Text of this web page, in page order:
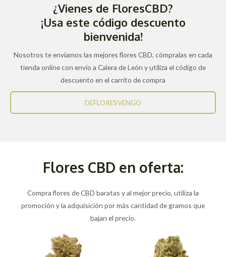
¿Vienes de FloresCBD?
¡Usa este código descuento
bienvenida!
Nosotros te enviamos las mejores flores CBD, cómpralas en cada
tienda online con envío a Calera de León y utiliza el código de
descuento en el carrito de compra
DEFLORESVENGO
Flores CBD en oferta:
Compra flores de CBD baratas y al mejor precio, utiliza la
promoción y la adquisición por más cantidad de gramos que
bajan el precio.